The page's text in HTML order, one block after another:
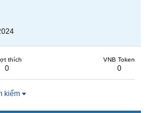
thích
0
VNB Token
0
kiếm